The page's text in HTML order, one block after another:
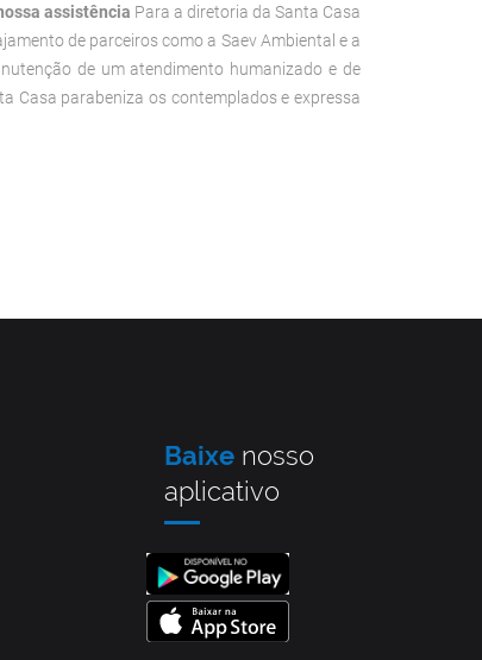
assistência Para a diretoria da Santa Casa
de parceiros como a Saev Ambiental e a
de um atendimento humanizado e de
Casa parabeniza os contemplados e expressa
Baixe nosso
aplicativo